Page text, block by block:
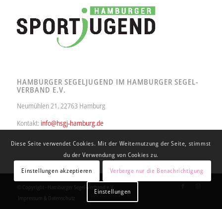
HAMBURGER SEGELJUGEND IM HAMBURGER SEGEL-
VERBAND E.V.
Neumühlen 21, 22763 Hamburg
Kontakt: info@hsgj-hamburg.de
© Copyright - Hamburger Segel-Verband e.V.
Impressum & Datenschutz
Diese Seite verwendet Cookies. Mit der Weiternutzung der Seite, stimmst
du der Verwendung von Cookies zu.
Einstellungen akzeptieren
Verberge nur die Benachrichtigung
Einstellungen